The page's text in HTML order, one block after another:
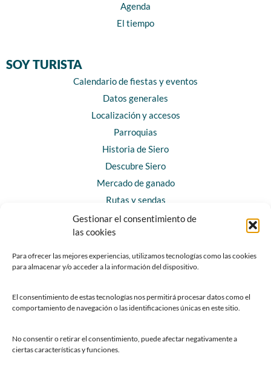
Gestionar el consentimiento de
las cookies
Para ofrecer las mejores experiencias, utilizamos tecnologías como las cookies
para almacenar y/o acceder a la información del dispositivo.
El consentimiento de estas tecnologías nos permitirá procesar datos como el
comportamiento de navegación o las identificaciones únicas en este sitio.
No consentir o retirar el consentimiento, puede afectar negativamente a
ciertas características y funciones.
Agenda
El tiempo
SOY TURISTA
Calendario de fiestas y eventos
Datos generales
Localización y accesos
Parroquias
Historia de Siero
Descubre Siero
Mercado de ganado
Rutas y sendas
Horarios y contacto
Teléfonos de interés
Chatbot Siero
SEDES ELECTRÓNICAS
Sede del Ayuntamiento de Siero